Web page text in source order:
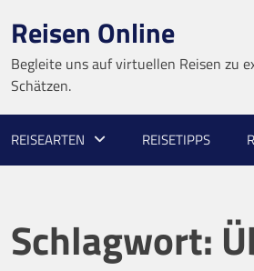
content
Reisen Online
Begleite uns auf virtuellen Reisen zu
Schätzen.
REISEARTEN REISETIPPS
Schlagwort: